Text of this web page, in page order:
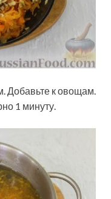
Добавьте к овощам.
1 минуту.